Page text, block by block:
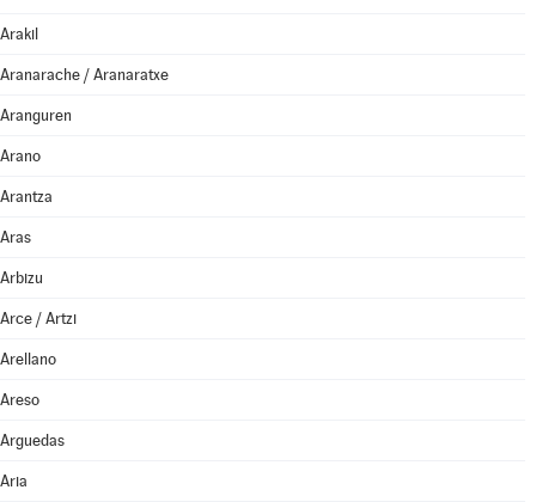
Arakil
Aranarache / Aranaratxe
Aranguren
Arano
Arantza
Aras
Arbizu
Arce / Artzi
Arellano
Areso
Arguedas
Aria